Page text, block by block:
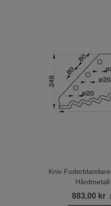
Kniv
883,00 kr